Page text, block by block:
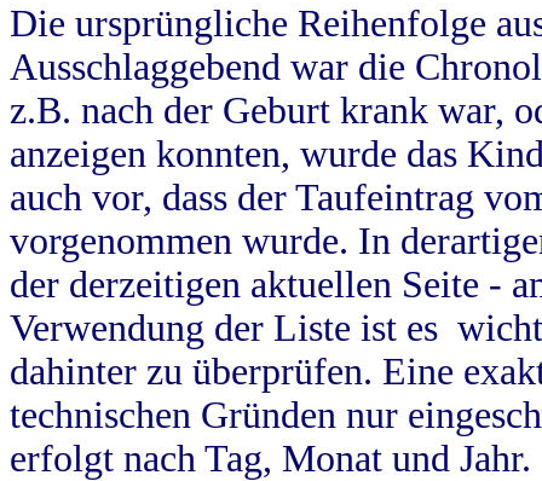
Die ursprüngliche Reihenfolge
Ausschlaggebend war die
z.B. nach der Geburt krank war,
anzeigen konnten, wurde das
auch vor, dass der Taufeintrag
vorgenommen wurde. In
der derzeitigen aktuellen Seite -
Verwendung der Liste ist es
dahinter zu überprüfen. Eine
technischen Gründen nur
erfolgt nach Tag, Monat und Jahr.